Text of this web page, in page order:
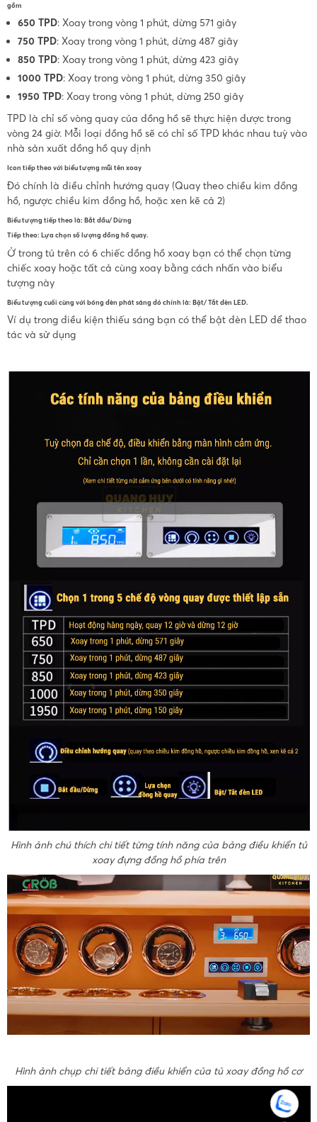
gồm
650 TPD: Xoay trong vòng 1 phút, dừng 571 giây
750 TPD: Xoay trong vòng 1 phút, dừng 487 giây
850 TPD: Xoay trong vòng 1 phút, dừng 423 giây
1000 TPD: Xoay trong vòng 1 phút, dừng 350 giây
1950 TPD: Xoay trong vòng 1 phút, dừng 250 giây
TPD là chỉ số vòng quay của đồng hồ sẽ thực hiện được trong
vòng 24 giờ. Mỗi loại đồng hồ sẽ có chỉ số TPD khác nhau tuỳ vào
nhà sản xuất đồng hồ quy định
Icon tiếp theo với biểu tượng mũi tên xoay
Đó chính là điều chỉnh hướng quay (Quay theo chiều kim đồng
hồ, ngược chiều kim đồng hồ, hoặc xen kẽ cả 2)
Biểu tượng tiếp theo là: Bắt đầu/ Dừng
Tiếp theo: Lựa chọn số lượng đồng hồ quay.
Ở trong tủ trên có 6 chiếc đồng hồ xoay bạn có thể chọn từng
chiếc xoay hoặc tất cả cùng xoay bằng cách nhấn vào biểu
tượng này
Biểu tượng cuối cùng với bóng đèn phát sáng đó chính là: Bật/ Tắt đèn LED.
Ví dụ trong điều kiện thiếu sáng bạn có thể bật đèn LED để thao
tác và sử dụng
Hình ảnh chú thích chi tiết từng tính năng của bảng điều khiển tủ
xoay đựng đồng hồ phía trên
Hình ảnh chụp chi tiết bảng điều khiển của tủ xoay đồng hồ cơ